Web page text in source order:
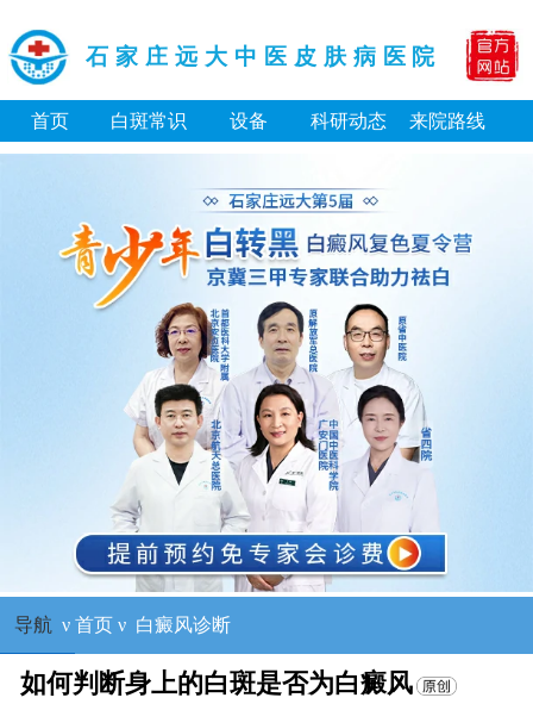
石家庄远大中医皮肤病医院
首页 白斑常识 设备 科研动态 来院路线
导航 ν 首页ν 白癜风诊断
如何判断身上的白斑是否为白癜风